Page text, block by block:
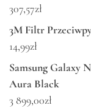
307,57zł
3M Filtr
14,99zł
Samsung Galaxy
Aura Black
3 899,00zł